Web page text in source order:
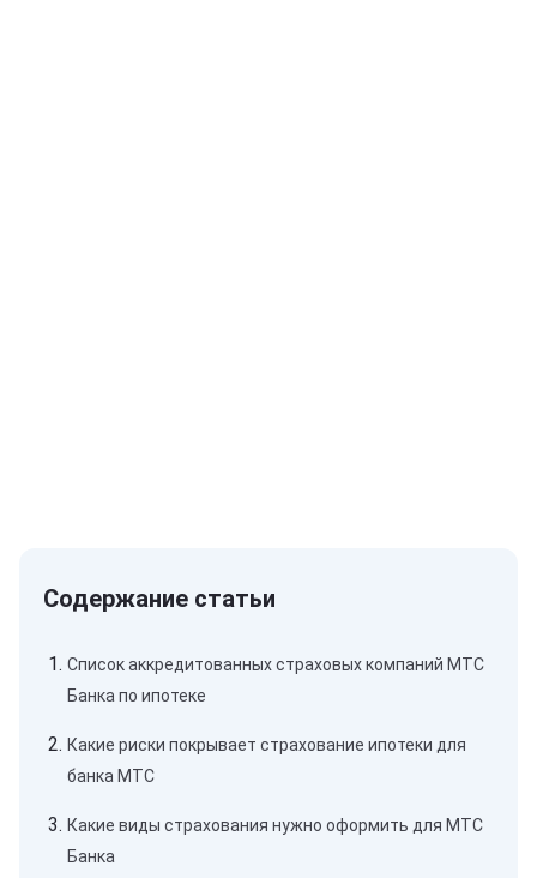
Список аккредитованных страховых компаний МТС
Банка по ипотеке
Какие риски покрывает страхование ипотеки для
банка МТС
Какие виды страхования нужно оформить для МТС
Банка